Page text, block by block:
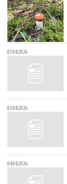
05.08.2026
05.08.2026
04.08.2026